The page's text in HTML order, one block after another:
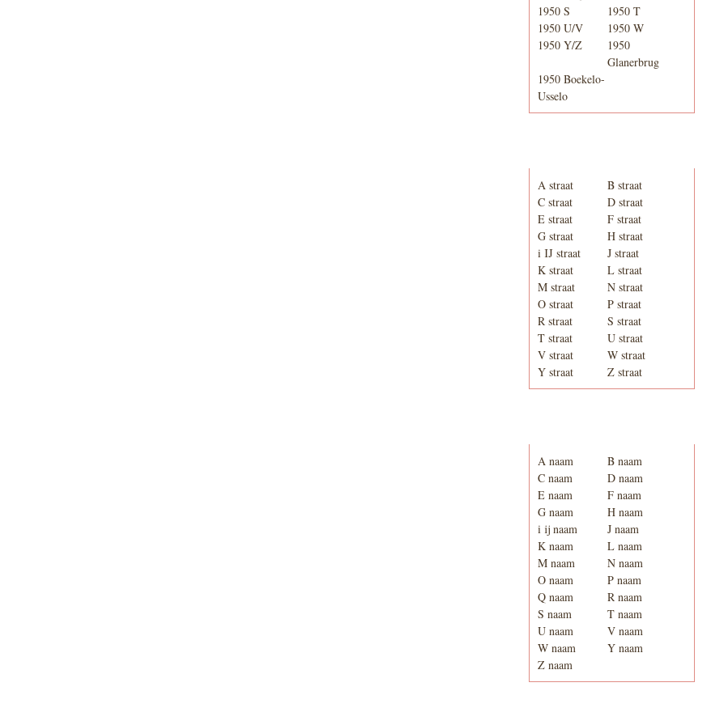
1950 S
1950 T
1950 U/V
1950 W
1950 Y/Z
1950
Glanerbrug
1950 Boekelo-
Usselo
A straat
B straat
C straat
D straat
E straat
F straat
G straat
H straat
i IJ straat
J straat
K straat
L straat
M straat
N straat
O straat
P straat
R straat
S straat
T straat
U straat
V straat
W straat
Y straat
Z straat
A naam
B naam
C naam
D naam
E naam
F naam
G naam
H naam
i ij naam
J naam
K naam
L naam
M naam
N naam
O naam
P naam
Q naam
R naam
S naam
T naam
U naam
V naam
W naam
Y naam
Z naam